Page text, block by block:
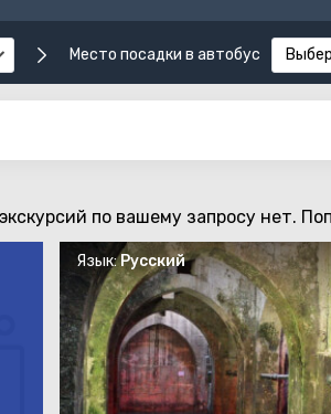
Место посадки в автобус
по вашему запросу нет.
Язык:Русский